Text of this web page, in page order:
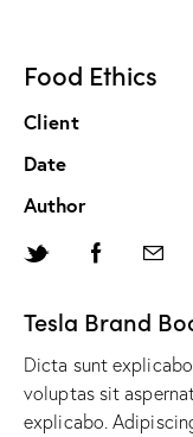
Food Ethics
Tesla Brand
Dicta sunt
voluptas sit
explicabo.
Client
Date
Author